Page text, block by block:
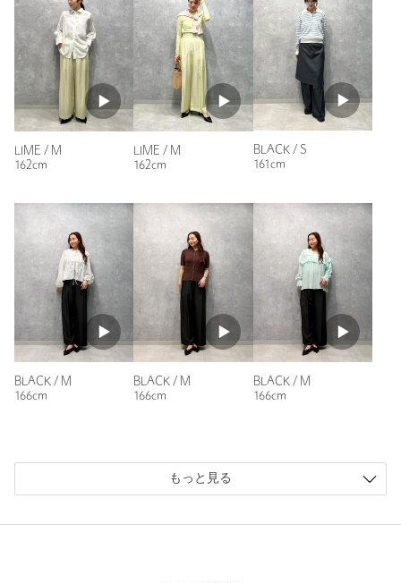
もっと見る
LIME / M
162cm
LIME / M
162cm
BLACK / S
161cm
BLACK / M
166cm
BLACK / M
166cm
BLACK / M
166cm
もっと見る